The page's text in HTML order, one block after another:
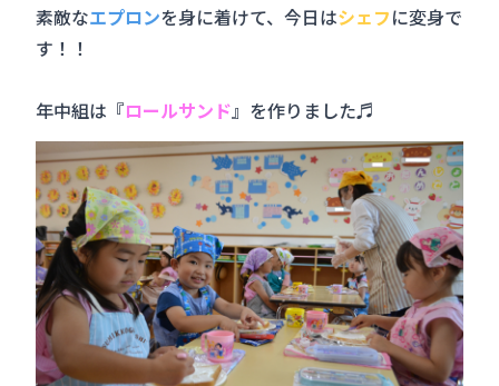
素敵なエプロンを身に着けて、今日はシェフに変身で
す！！
年中組は『ロールサンド』を作りました♬